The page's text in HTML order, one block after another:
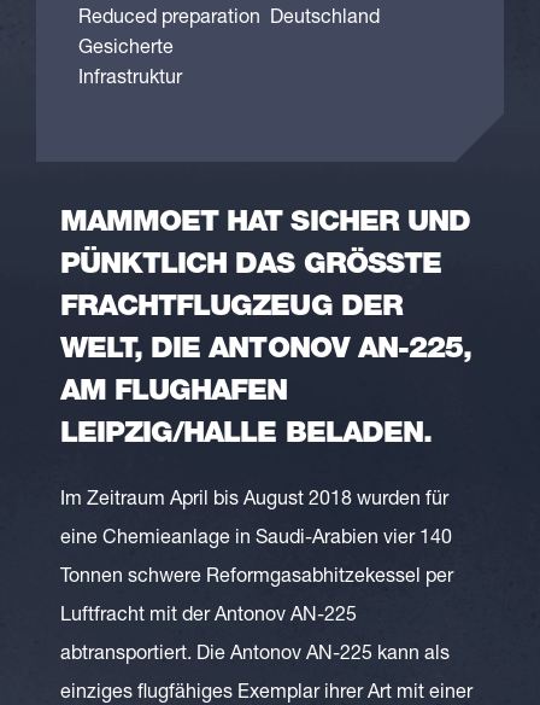
Reduced preparation
Gesicherte
Infrastruktur
Deutschland
MAMMOET HAT SICHER UND
PÜNKTLICH DAS GRÖSSTE F
RACHTFLUGZEUG DER W
ELT, DIE ANTONOV AN-225, A
M FLUGHAFEN L
EIPZIG/HALLE BELADEN.
Im Zeitraum April bis August 2018 wurden für
eine Chemieanlage in Saudi-Arabien vier 140
Tonnen schwere Reformgasabhitzekessel per
Luftfracht mit der Antonov AN-225
abtransportiert. Die Antonov AN-225 kann als
einziges flugfähiges Exemplar ihrer Art mit einer